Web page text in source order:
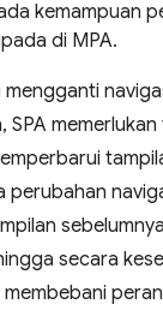
kemampuan
di MPA.
mengganti
SPA
perubahan
secara